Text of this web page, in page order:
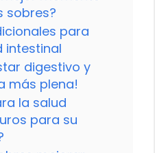
sobres?
para
intestinal
digestivo y
más plena!
la salud
para su